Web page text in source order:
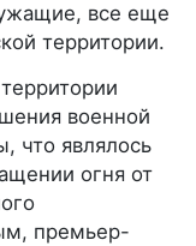
все еще
территории.
военной
что являлось
огня от
премьер-